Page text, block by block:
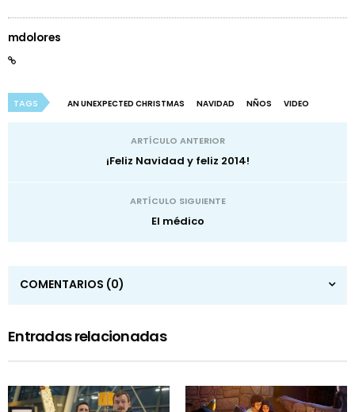
mdolores
TAGS AN UNEXPECTED CHRISTMAS NAVIDAD NÑOS VIDEO
ARTÍCULO ANTERIOR
¡Feliz Navidad y feliz 2014!
ARTÍCULO SIGUIENTE
El médico
COMENTARIOS (0)
Entradas relacionadas